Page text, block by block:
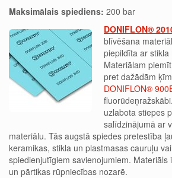
Maksimālais spiediens: 200 bar
DONIFLON®
blīvēšana
piepildīta ar
Materiālam
pret dažādām
DONIFLON®
uzlabota stiepes
salīdzinājumā ar
materiālu. Tās augstā spiedes pretestība
keramikas, stikla un plastmasas cauruļu
spiedienjutīgiem savienojumiem. Materiāls
un pārtikas rūpniecības nozarē.